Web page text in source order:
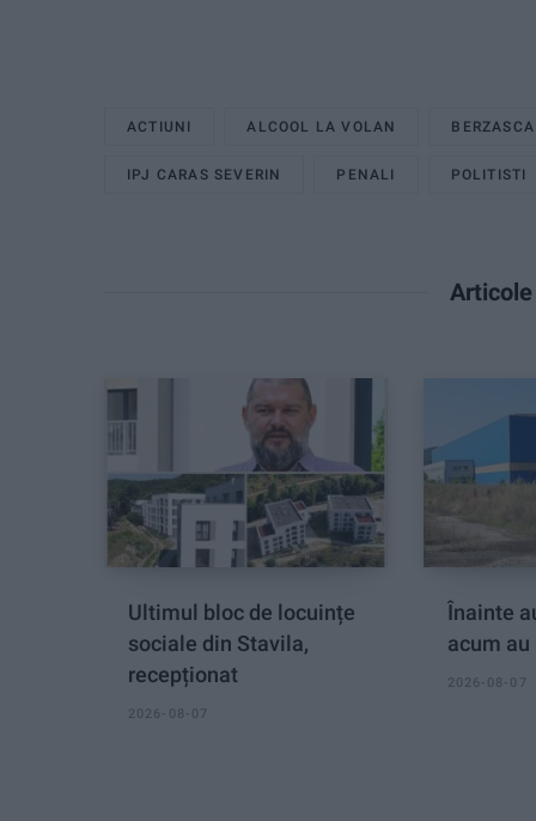
ACTIUNI ALCOOL LA VOLAN BERZASCA
IPJ CARAS SEVERIN PENALI POLITISTI
Ultimul bloc de locuințe
sociale din Stavila,
recepționat
2026-08-07
Înainte
acum
2026-08-07